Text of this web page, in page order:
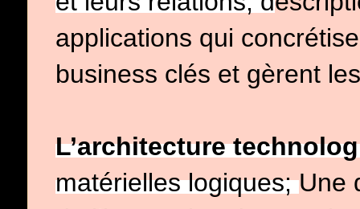
applications qui
business clés et gèrent
L’architecture
matérielles logiques;Une